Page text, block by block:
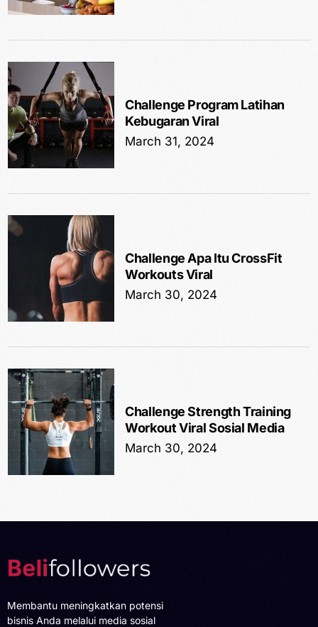
Challenge Program Latihan
Kebugaran Viral
March 31, 2024
Challenge Apa Itu CrossFit
Workouts Viral
March 30, 2024
Challenge Strength Training
Workout Viral Sosial Media
March 30, 2024
Membantu meningkatkan potensi
bisnis Anda melalui media sosial